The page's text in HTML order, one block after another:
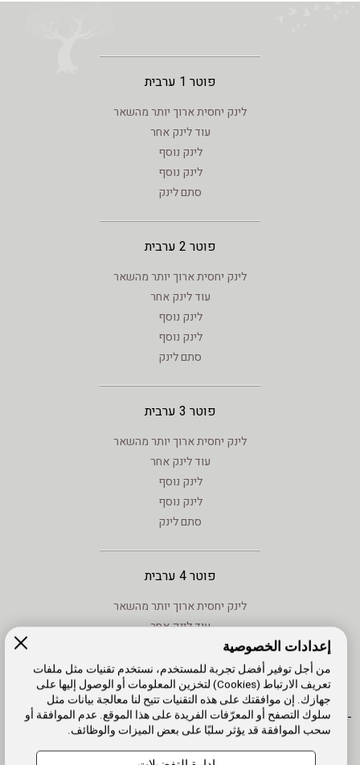
إعدادات الخصوصية
من أجل توفير أفضل تجربة للمستخدم، نستخدم تقنيات مثل ملفات
تعريف الارتباط (Cookies) لتخزين المعلومات أو الوصول إليها على
جهازك. إن موافقتك على هذه التقنيات تتيح لنا معالجة بيانات مثل
سلوك التصفح أو المعرّفات الفريدة على هذا الموقع. عدم الموافقة أو
سحب الموافقة قد يؤثر سلبًا على بعض الميزات والوظائف.
פוטר 1 ערבית
לינק יחסית ארוך יותר מהשאר
עוד לינק אחר
לינק נוסף
לינק נוסף
סתם לינק
פוטר 2 ערבית
לינק יחסית ארוך יותר מהשאר
עוד לינק אחר
לינק נוסף
לינק נוסף
סתם לינק
פוטר 3 ערבית
לינק יחסית ארוך יותר מהשאר
עוד לינק אחר
לינק נוסף
לינק נוסף
סתם לינק
פוטר 4 ערבית
לינק יחסית ארוך יותר מהשאר
עוד לינק אחר
לינק נוסף
סתם לינק
תנאי שימוש
إمكانية الوصول